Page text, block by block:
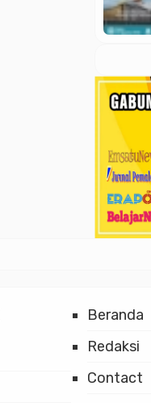
Beranda
Redaksi
Contact